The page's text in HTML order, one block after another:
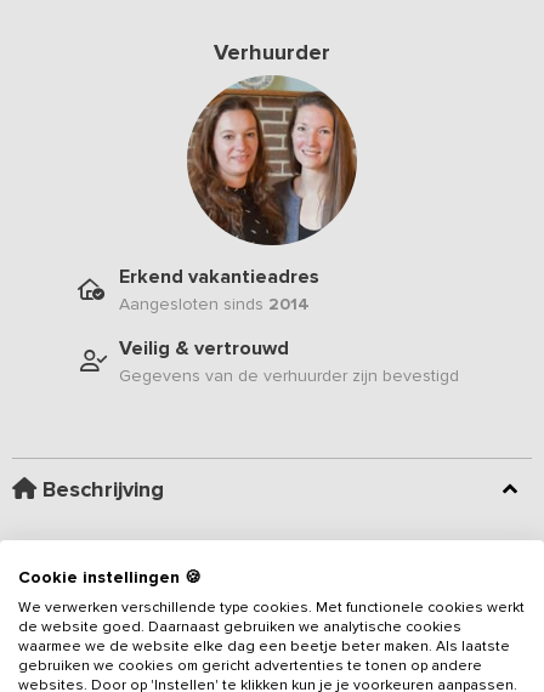
Verhuurder
Erkend vakantieadres
Aangesloten sinds 2014
Veilig & vertrouwd
Gegevens van de verhuurder zijn bevestigd
Beschrijving
in de Achterhoek biedt alles voor een ontspannen verblijf met
familie, vrienden of collega’s. De groepsaccommodatie is geschikt
voor14 tot 16 personen en beschikt over 6 slaapkamers en 6
badkamers, allemaal gelegen op de begane grond. Dankzij de
warme inrichting, de landelijke ligging en de ruime opzet is dit een
Lees meer
Cookie instellingen 🍪
We verwerken verschillende type cookies. Met functionele cookies werkt
de website goed. Daarnaast gebruiken we analytische cookies
waarmee we de website elke dag een beetje beter maken. Als laatste
gebruiken we cookies om gericht advertenties te tonen op andere
websites. Door op 'Instellen' te klikken kun je je voorkeuren aanpassen.